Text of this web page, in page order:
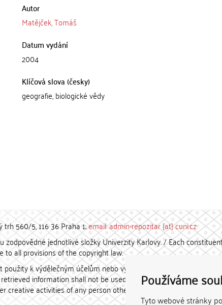
Používáme
Tyto webové stránky
Autor
Matějček, Tomáš
Datum vydání
2004
Klíčová slova (česky)
geografie, biologické vědy
trh 560/5, 116 36 Praha 1;email: admin-repozitar [at] cuni.cz
jednotlivé složky Univerzity Karlovy. / Each
to all provisions of the copyright law.
k výdělečným účelům nebo vydávány za studijní, vědeckou
information shall not be used for any commercial
creative activities of any person other than the author.